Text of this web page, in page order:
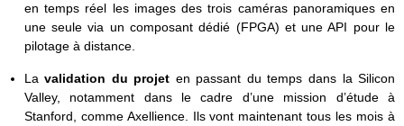
en temps réel les images des trois caméras panoramiques en
une seule via un composant dédié (FPGA) et une API pour le
pilotage à distance.
Lavalidation du projet en passant du temps dans la Silicon
Valley, notamment dans le cadre d’une mission d’étude à
Stanford, comme Axellience. Ils vont maintenant tous les mois à